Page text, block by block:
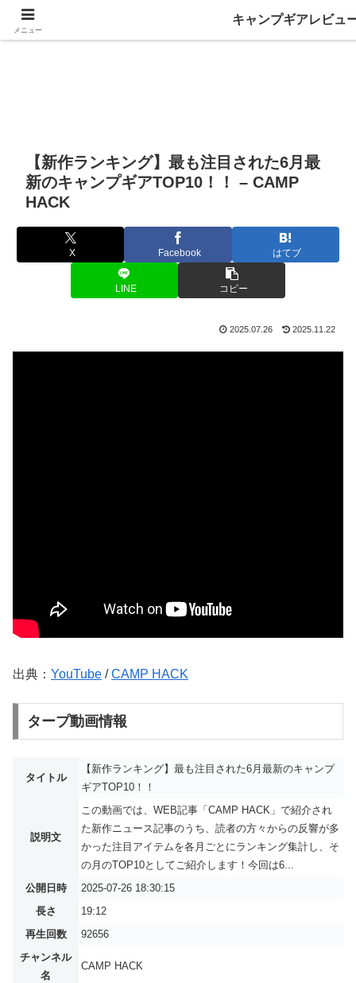
【新作ランキング】最も注目された6月最
新のキャンプギアTOP10！！ – CAMP
HACK
X Facebook はてブ
LINE コピー
2025.07.26 2025.11.22
出典： YouTube /CAMP HACK
タープ動画情報
タイトル
【新作ランキング】最も注目された6月最新のキャンプ
ギアTOP10！！
説明文
この動画では、WEB記事「CAMP HACK」で紹介され
た新作ニュース記事のうち、読者の方々からの反響が多
かった注目アイテムを各月ごとにランキング集計し、そ
の月のTOP10としてご紹介します！今回は6...
公開日時
2025-07-26 18:30:15
長さ
19:12
再生回数
92656
チャンネル
名
CAMP HACK
メニュー
キャンプギアレビュ